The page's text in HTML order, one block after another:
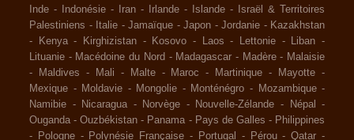
Inde - Indonésie - Iran - Irlande - Islande -
Israël & Territoires
Palestiniens - Italie - Jamaïque - Japon - Jordanie - Kazakhstan
-
Kenya - Kirghizistan - Kosovo - Laos - Lettonie - Liban -
Lituanie - Macédoine du Nord - Madagascar - Madère - Malaisie
-
Maldives - Mali - Malte - Maroc - Martinique - Mayotte -
Mexique - Moldavie - Mongolie - Monténégro - Mozambique -
Namibie - Nicaragua - Norvège - Nouvelle-Zélande - Népal
-
Ouganda -Ouzbékistan - Panama - Pays de Galles - Philippines
-
Pologne - Polynésie Française - Portugal - Pérou -Qatar -